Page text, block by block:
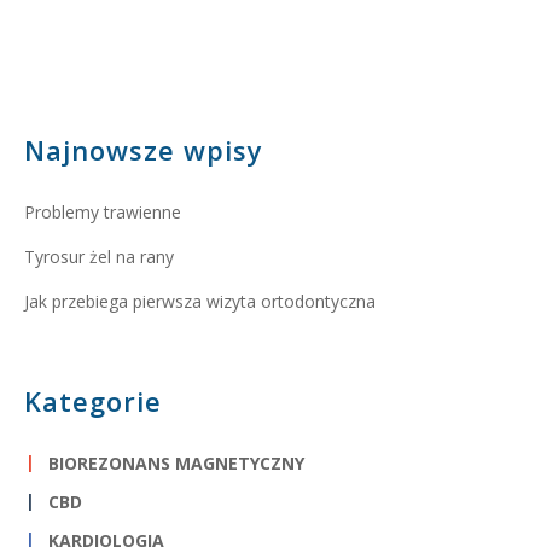
Najnowsze wpisy
Problemy trawienne
Tyrosur żel na rany
Jak przebiega pierwsza wizyta ortodontyczna
Kategorie
BIOREZONANS MAGNETYCZNY
CBD
KARDIOLOGIA